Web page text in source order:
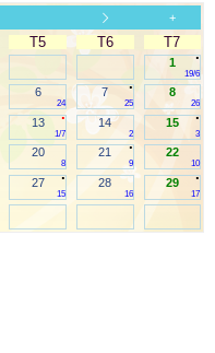
+
T5 T6 T7
.
1
19/6
6
24
.
7
25
8
26
.
13
1/7
14
2
.
15
3
20
8
.
21
9
22
10
.
27
15
28
16
.
29
17